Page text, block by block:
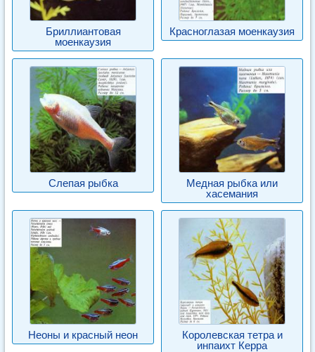
Бриллиантовая
моенкаузия
Красноглазая моенкаузия
Слепая рыбка
Медная рыбка или
хасемания
Неоны и красный неон
Королевская тетра и
инпаихт Керра